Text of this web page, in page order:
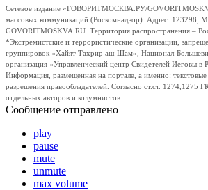
Сетевое издание «ГОВОРИТМОСКВА.РУ/
массовых коммуникаций (Роскомнадзор). Адрес: 123298,
GOVORITMOSKVA.RU. Территория распространения –
*Экстремистские и террористические организации,
группировок «Хайят Тахрир аш-Шам», Национал-
организация «Управленческий центр Свидетелей Иеговы
Информация, размещенная на портале, а именно:
разрешения правообладателей. Согласно ст.ст. 1274,1275
отдельных авторов и колумнистов.
Сообщение отправлено
play
pause
mute
unmute
max volume